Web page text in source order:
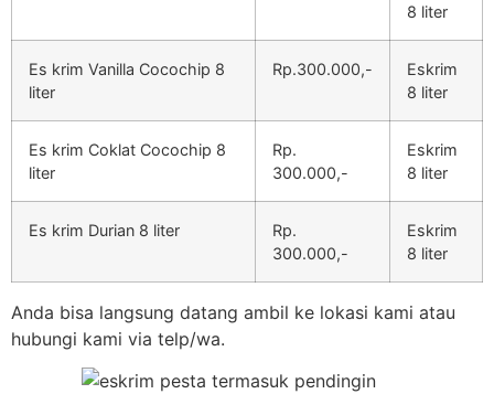
8 liter
Es krim Vanilla Cocochip 8
liter
Rp.300.000,-
Eskrim
8 liter
Es krim Coklat Cocochip 8
liter
Rp.
300.000,-
Eskrim
8 liter
Es krim Durian 8 liter
Rp.
300.000,-
Eskrim
8 liter
Anda bisa langsung datang ambil ke lokasi kami atau
hubungi kami via telp/wa.